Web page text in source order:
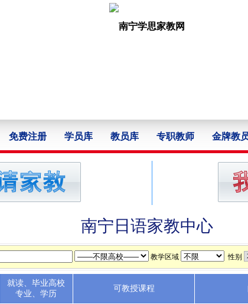
免费注册 学员库 教员库 专职教师 金牌教
南宁日语家教中心
教学区域 性别
就读、毕业高校
专业、学历
可教授课程